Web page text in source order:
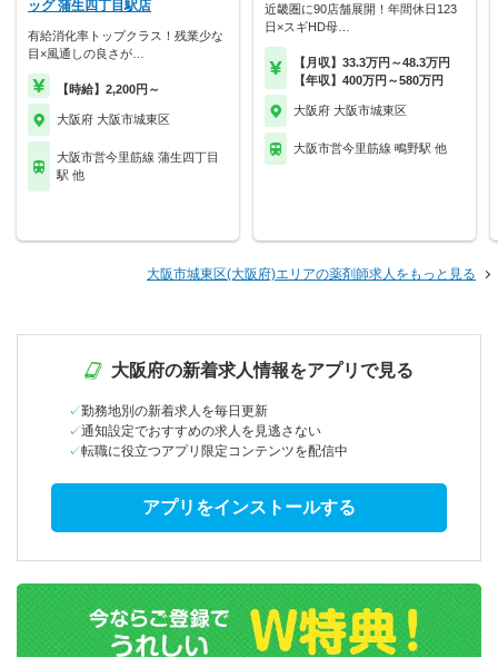
ッグ 蒲生四丁目駅店
有給消化率トップクラス！残業少な
目×風通しの良さが…
【時給】2,200円～
大阪府 大阪市城東区
大阪市営今里筋線 蒲生四丁目
駅 他
近畿圏に90店舗展開！年間休日123
日×スギHD母…
【月収】33.3万円～48.3万円
【年収】400万円～580万円
大阪府 大阪市城東区
大阪市営今里筋線 鴫野駅 他
大阪市城東区(大阪府)エリアの薬剤師求人をもっと見る
大阪府の新着求人情報をアプリで見る
勤務地別の新着求人を毎日更新
通知設定でおすすめの求人を見逃さない
転職に役立つアプリ限定コンテンツを配信中
アプリをインストールする